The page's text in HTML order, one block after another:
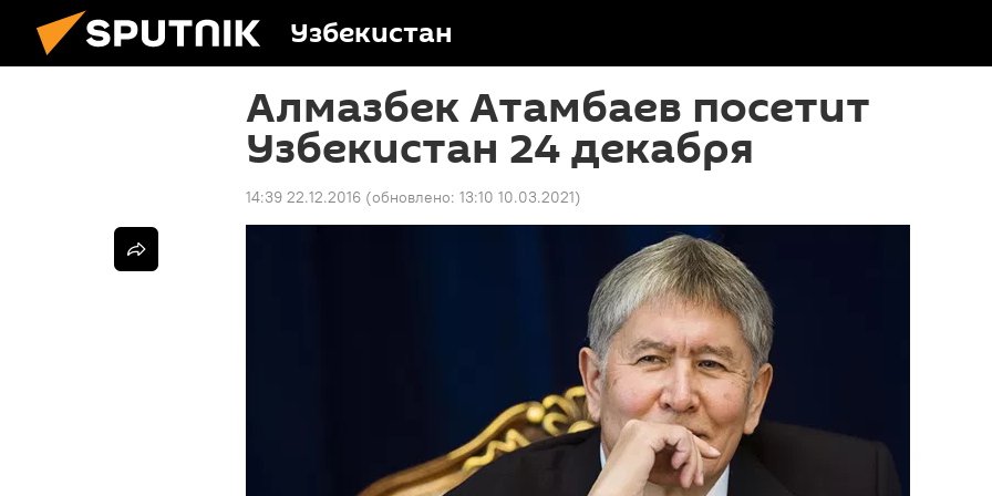
Узбекистан
Алмазбек Атамбаев посетит
Узбекистан 24 декабря
14:39 22.12.2016 (обновлено: 13:10 10.03.2021)